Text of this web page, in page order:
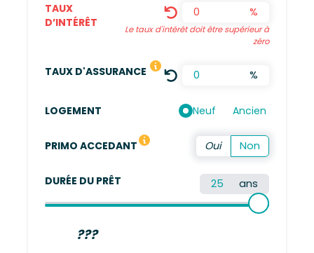
TAUX
D’INTÉRÊT
%
Le taux d'intérêt doit être supérieur à
zéro
TAUX D'ASSURANCE LE TAUX DÉFINI EST UNE
%
LOGEMENT Neuf Ancien
PRIMO ACCEDANT
Vous n'avez pas été propriétaire de votre résidence
DURÉE DU PRÊT ans
???